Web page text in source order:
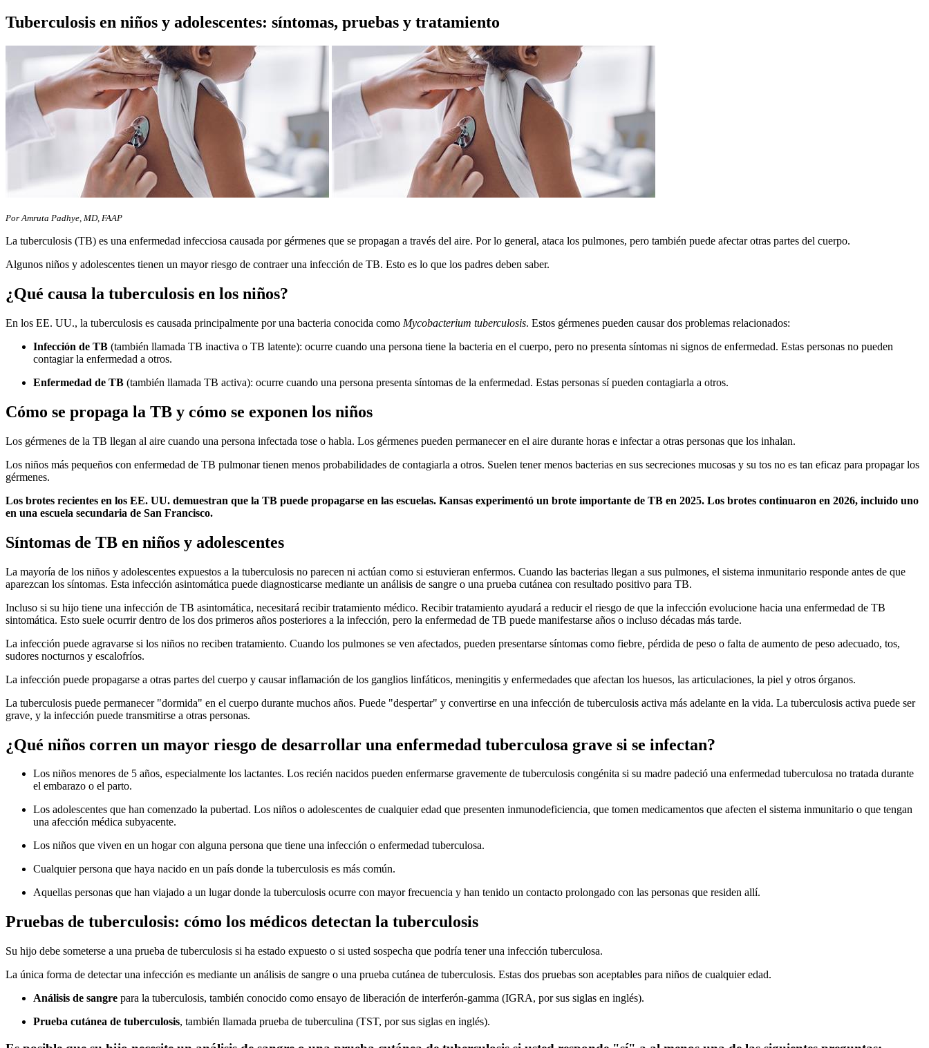
Tuberculosis en niños y adolescentes: síntomas, pruebas y tratamiento
Por Amruta Padhye, MD, FAAP
La tuberculosis (TB) es una enfermedad infecciosa causada por gérmenes que se propagan a través del aire. Por lo general, ataca los pulmones, pero también puede afectar otras partes del cuerpo.
Algunos niños y adolescentes tienen un mayor riesgo de contraer una infección de TB. Esto es lo que los padres deben saber.
¿Qué causa la tuberculosis en los niños?
En los EE. UU., la tuberculosis es causada principalmente por una bacteria conocida como Mycobacterium tuberculosis. Estos gérmenes pueden causar dos problemas relacionados:
Infección de TB (también llamada TB inactiva o TB latente): ocurre cuando una persona tiene la bacteria en el cuerpo, pero no presenta síntomas ni signos de enfermedad. Estas personas no pueden
contagiar la enfermedad a otros.
Enfermedad de TB (también llamada TB activa): ocurre cuando una persona presenta síntomas de la enfermedad. Estas personas sí pueden contagiarla a otros.
Cómo se propaga la TB y cómo se exponen los niños
Los gérmenes de la TB llegan al aire cuando una persona infectada tose o habla. Los gérmenes pueden permanecer en el aire durante horas e infectar a otras personas que los inhalan.
Los niños más pequeños con enfermedad de TB pulmonar tienen menos probabilidades de contagiarla a otros. Suelen tener menos bacterias en sus secreciones mucosas y su tos no es tan eficaz para propagar los
gérmenes.
Los brotes recientes en los EE. UU. demuestran que la TB puede propagarse en las escuelas. Kansas experimentó un brote importante de TB en 2025. Los brotes continuaron en 2026, incluido uno
en una escuela secundaria de San Francisco.
Síntomas de TB en niños y adolescentes
La mayoría de los niños y adolescentes expuestos a la tuberculosis no parecen ni actúan como si estuvieran enfermos. Cuando las bacterias llegan a sus pulmones, el sistema inmunitario responde antes de que
aparezcan los síntomas. Esta infección asintomática puede diagnosticarse mediante un análisis de sangre o una prueba cutánea con resultado positivo para TB.
Incluso si su hijo tiene una infección de TB asintomática, necesitará recibir tratamiento médico. Recibir tratamiento ayudará a reducir el riesgo de que la infección evolucione hacia una enfermedad de TB
sintomática. Esto suele ocurrir dentro de los dos primeros años posteriores a la infección, pero la enfermedad de TB puede manifestarse años o incluso décadas más tarde.
La infección puede agravarse si los niños no reciben tratamiento. Cuando los pulmones se ven afectados, pueden presentarse síntomas como fiebre, pérdida de peso o falta de aumento de peso adecuado, tos,
sudores nocturnos y escalofríos.
La infección puede propagarse a otras partes del cuerpo y causar inflamación de los ganglios linfáticos, meningitis y enfermedades que afectan los huesos, las articulaciones, la piel y otros órganos.
La tuberculosis puede permanecer "dormida" en el cuerpo durante muchos años. Puede "despertar" y convertirse en una infección de tuberculosis activa más adelante en la vida. La tuberculosis activa puede ser
grave, y la infección puede transmitirse a otras personas.
¿Qué niños corren un mayor riesgo de desarrollar una enfermedad tuberculosa grave si se infectan?
Los niños menores de 5 años, especialmente los lactantes. Los recién nacidos pueden enfermarse gravemente de tuberculosis congénita si su madre padeció una enfermedad tuberculosa no tratada durante
el embarazo o el parto.
Los adolescentes que han comenzado la pubertad. Los niños o adolescentes de cualquier edad que presenten inmunodeficiencia, que tomen medicamentos que afecten el sistema inmunitario o que tengan
una afección médica subyacente.
Los niños que viven en un hogar con alguna persona que tiene una infección o enfermedad tuberculosa.
Cualquier persona que haya nacido en un país donde la tuberculosis es más común.
Aquellas personas que han viajado a un lugar donde la tuberculosis ocurre con mayor frecuencia y han tenido un contacto prolongado con las personas que residen allí.
Pruebas de tuberculosis: cómo los médicos detectan la tuberculosis
Su hijo debe someterse a una prueba de tuberculosis si ha estado expuesto o si usted sospecha que podría tener una infección tuberculosa.
La única forma de detectar una infección es mediante un análisis de sangre o una prueba cutánea de tuberculosis. Estas dos pruebas son aceptables para niños de cualquier edad.
Análisis de sangre para la tuberculosis, también conocido como ensayo de liberación de interferón-gamma (IGRA, por sus siglas en inglés).
Prueba cutánea de tuberculosis, también llamada prueba de tuberculina (TST, por sus siglas en inglés).